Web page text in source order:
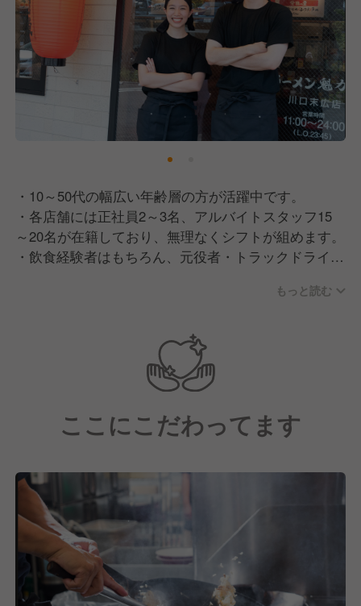
・10～50代の幅広い年齢層の方が活躍中です。
・各店舗には正社員2～3名、アルバイトスタッフ15
～20名が在籍しており、無理なくシフトが組めます。
・飲食経験者はもちろん、元役者・トラックドライバ
・20代店長、30代部長も多く活躍しています。もっと読む
ここにこだわってます